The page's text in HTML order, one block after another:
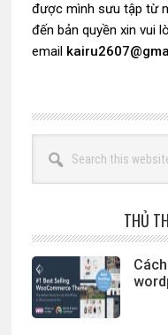
được mình sưu tập từ
đến bản quyền xin vui
email
this
website
THỦ